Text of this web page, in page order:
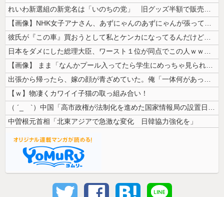
れいわ新選組の新党名は「いのちの党」 旧グッズ半額で販売 どうなる秘書...
【画像】NHK女子アナさん、あずにゃんのあずにゃんが張ってしまう
彼氏が『この車』買おうとして私とケンカになってるんだけどｗｗｗｗｗｗ
日本をダメにした総理大臣、ワースト１位が同点でこの人ｗｗｗｗｗｗ
【画像】 まま「なんかプール入ってたら学生にめっちゃ見られたw」
出張から帰ったら、嫁の顔が青ざめていた。俺「一体何があったんだ？」嫁「...
【ｗ】物凄くカワイイ子猫の取っ組み合い！
（ ´_ゝ`）中国「高市政権が法制化を進めた国家情報局の設置日が7月3...
中曽根元首相「北東アジアで急激な変化 日韓協力強化を」